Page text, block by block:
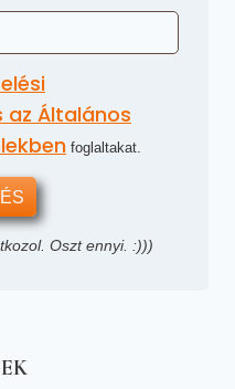
Általános
foglaltakat.
Oszt ennyi. :)))